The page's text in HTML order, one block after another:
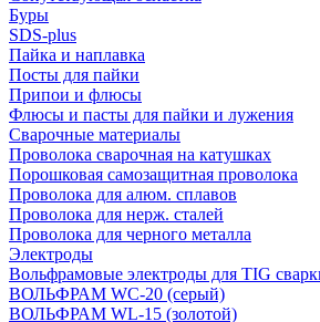
Буры
SDS-plus
Пайка и наплавка
Посты для пайки
Припои и флюсы
Флюсы и пасты для пайки и лужения
Сварочные материалы
Проволока сварочная на катушках
Порошковая самозащитная проволока
Проволока для алюм. сплавов
Проволока для нерж. сталей
Проволока для черного металла
Электроды
Вольфрамовые электроды для TIG
ВОЛЬФРАМ WC-20 (серый)
ВОЛЬФРАМ WL-15 (золотой)